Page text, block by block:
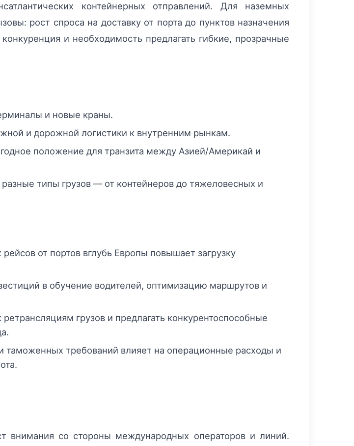
контейнерных отправлений. Для наземных
рост спроса на доставку от порта до пунктов назначения
и необходимость предлагать гибкие, прозрачные
и новые краны.
и дорожной логистики к внутренним рынкам.
положение для транзита между Азией/Америкай и
разные типы грузов — от контейнеров до тяжеловесных и
от портов вглубь Европы повышает загрузку
в обучение водителей, оптимизацию маршрутов и
грузов и предлагать конкурентоспособные
требований влияет на операционные расходы и
внимания со стороны международных операторов и линий.